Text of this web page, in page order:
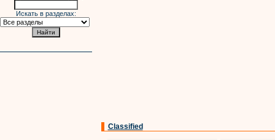
Искать в разделах:
Classified